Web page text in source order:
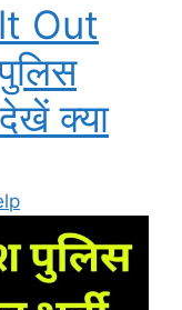
Out
क्या